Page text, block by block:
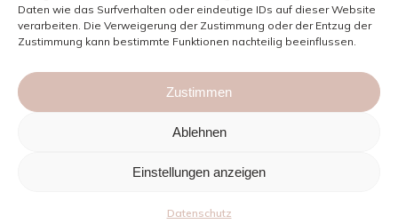
Daten wie das Surfverhalten oder eindeutige IDs auf dieser Website
verarbeiten. Die Verweigerung der Zustimmung oder der Entzug der
Zustimmung kann bestimmte Funktionen nachteilig beeinflussen.
Zustimmen
Ablehnen
Einstellungen anzeigen
Datenschutz
Impressum
SWIFT:POFICHBEXXX
Du kannst deine Spende
GG Software| Copyright © 2026 Verein Mama